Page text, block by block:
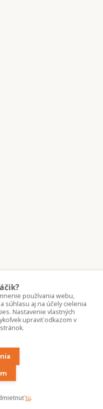
rychlo.sk
používania webu,
súhlasu aj na účely cielenia
Nastavenie vlastných
upraviť odkazom v
tu.